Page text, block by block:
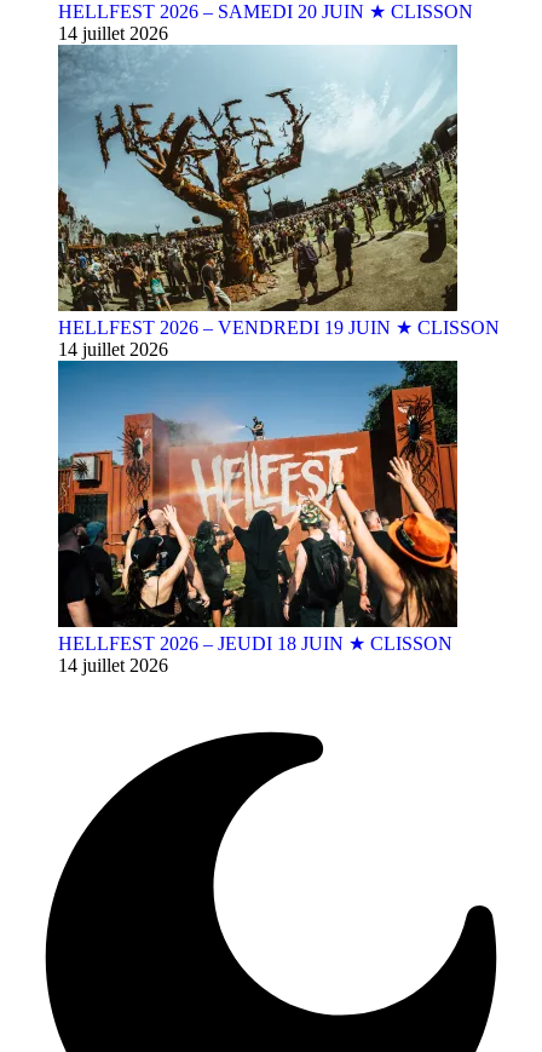
HELLFEST 2026 – SAMEDI 20 JUIN ★ CLISSON
14 juillet 2026
HELLFEST 2026 – VENDREDI 19 JUIN ★ CLISSON
14 juillet 2026
HELLFEST 2026 – JEUDI 18 JUIN ★ CLISSON
14 juillet 2026